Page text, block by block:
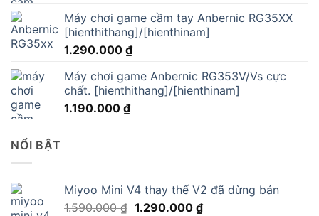
Máy chơi game cầm tay Anbernic RG35XX
[hienthithang]/[hienthinam]
1.290.000 ₫
Máy chơi game Anbernic RG353V/Vs cực
chất. [hienthithang]/[hienthinam]
1.190.000 ₫
NỔI BẬT
Miyoo Mini V4 thay thế V2 đã dừng bán
1.590.000₫ Giá
1.290.000 ₫Giá